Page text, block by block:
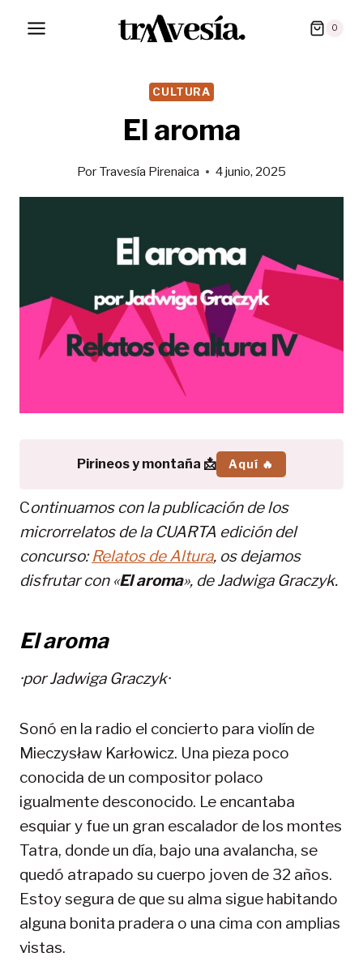
0
CULTURA
El aroma
Por Travesía Pirenaica 4 junio, 2025
Pirineos y montaña 📩 Aquí 🔥
Continuamos con la publicación de los
microrrelatos de la CUARTA edición del
concurso:Relatos de Altura, os dejamos
disfrutar con «El aroma», deJadwiga Graczyk.
El aroma
·por Jadwiga Graczyk·
Sonó en la radio el concierto para violín de
Mieczysław Karłowicz. Una pieza poco
conocida de un compositor polaco
igualmente desconocido. Le encantaba
esquiar y fue un gran escalador de los montes
Tatra, donde un día, bajo una avalancha, se
quedó atrapado su cuerpo joven de 32 años.
Estoy segura de que su alma sigue habitando
alguna bonita pradera o una cima con amplias
vistas.